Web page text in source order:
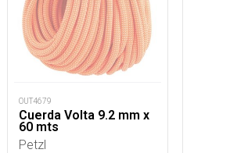
OUT4679
Cuerda Volta 9.2 mm x
60 mts
Petzl